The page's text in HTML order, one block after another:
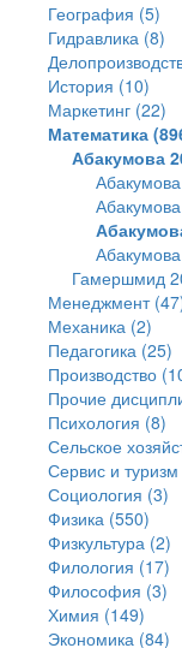
География (5)
Гидравлика (8)
История (10)
Маркетинг (22)
Математика
Абакумова
Гамершмид
Менеджмент
Механика (2)
Педагогика (25)
Производство
Прочие
Психология (8)
Сельское
Сервис и
Социология (3)
Физика (550)
Физкультура (2)
Филология (17)
Философия (3)
Химия (149)
Экономика (84)